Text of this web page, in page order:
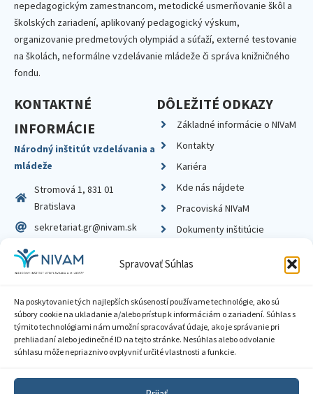
Spravovať Súhlas
Na poskytovanie tých najlepších skúseností používame technológie, ako sú
súbory cookie na ukladanie a/alebo prístup k informáciám o zariadení. Súhlas s
týmito technológiami nám umožní spracovávať údaje, ako je správanie pri
prehliadaní alebo jedinečné ID na tejto stránke. Nesúhlas alebo odvolanie
súhlasu môže nepriaznivo ovplyvniť určité vlastnosti a funkcie.
nepedagogickým zamestnancom, metodické usmerňovanie škôl a
školských zariadení, aplikovaný pedagogický výskum,
organizovanie predmetových olympiád a súťaží, externé testovanie
na školách, neformálne vzdelávanie mládeže či správa knižničného
fondu.
KONTAKTNÉ
INFORMÁCIE
Národný inštitút vzdelávania a
mládeže
Stromová 1, 831 01
Bratislava
sekretariat.gr@nivam.sk
IČO: 00164348
DIČ: 2020798714
DÔLEŽITÉ ODKAZY
Základné informácie o NIVaM
Kontakty
Kariéra
Kde nás nájdete
Pracoviská NIVaM
Dokumenty inštitúcie
Zásady ochrany súkromia